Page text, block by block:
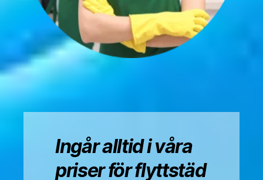
Ingår alltid i våra
priser för flyttstäd